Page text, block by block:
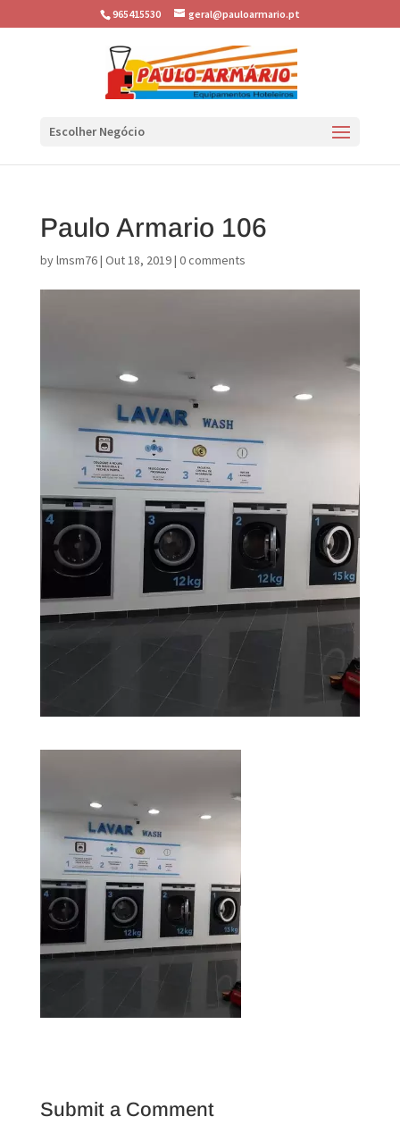
965415530 geral@pauloarmario.pt
Escolher Negócio
Paulo Armario 106
bylmsm76| Out 18, 2019| 0 comments
Submit a Comment